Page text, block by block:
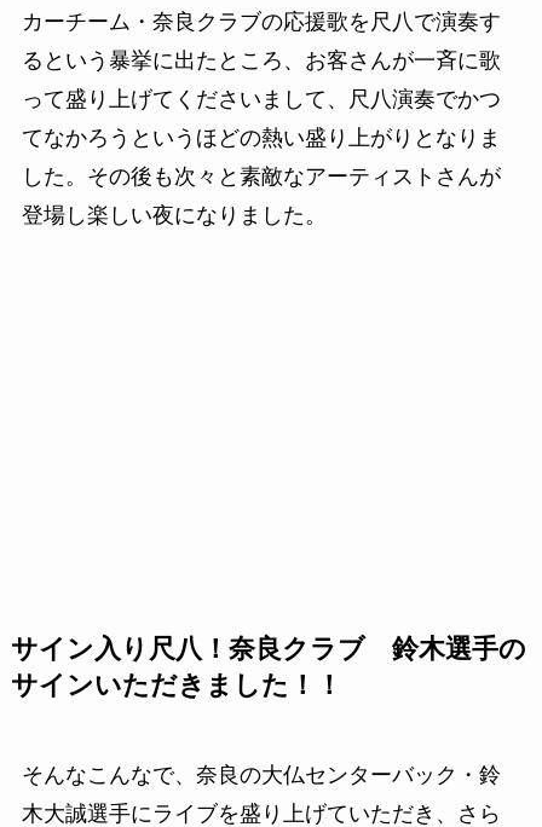
カーチーム・奈良クラブの応援歌を尺八で演奏す
るという暴挙に出たところ、お客さんが一斉に歌
って盛り上げてくださいまして、尺八演奏でかつ
てなかろうというほどの熱い盛り上がりとなりま
した。その後も次々と素敵なアーティストさんが
登場し楽しい夜になりました。
サイン入り尺八！奈良クラブ 鈴木選手の
サインいただきました！！
そんなこんなで、奈良の大仏センターバック・鈴
木大誠選手にライブを盛り上げていただき、さら